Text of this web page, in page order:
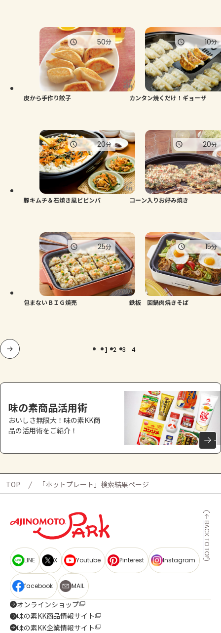
皮から手作り餃子
50分
カンタン焼くだけ！ギョーザ
10分
豚キムチ＆石焼き風ビビンバ
20分
コーン入りお好み焼き
20分
包まないＢＩＧ焼売
25分
鉄板 回鍋肉焼きそば
15分
1 2 3 4
味の素商品活用術
おいしさ無限大！味の素KK商
品の活用術をご紹介！
TOP 「ホットプレート」検索結果ページ
BACK TO TOP
LINE X Youtube Pinterest Instagram
facebook MAIL
オンラインショップ
味の素KK商品情報サイト
味の素KK企業情報サイト